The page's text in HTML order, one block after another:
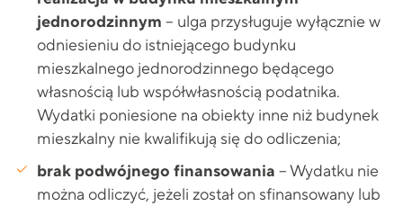
jednorodzinnym – ulga przysługuje wyłącznie w
odniesieniu do istniejącego budynku
mieszkalnego jednorodzinnego będącego
własnością lub współwłasnością podatnika.
Wydatki poniesione na obiekty inne niż budynek
mieszkalny nie kwalifikują się do odliczenia;
brak podwójnego finansowania – Wydatku nie
można odliczyć, jeżeli został on sfinansowany lub